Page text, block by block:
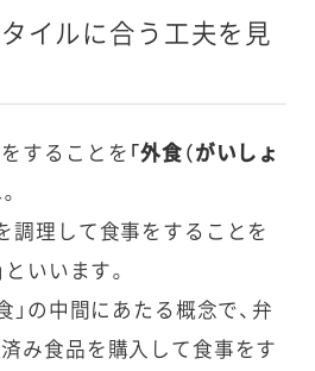
イルに合う工夫を見
することを 「外食（がいしょ
調理して食事をすることを
といいます。
」の中間にあたる概念で、弁
み食品を購入して食事をす